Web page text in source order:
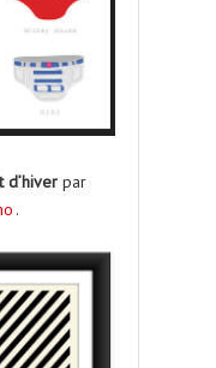
d’hiver par
.